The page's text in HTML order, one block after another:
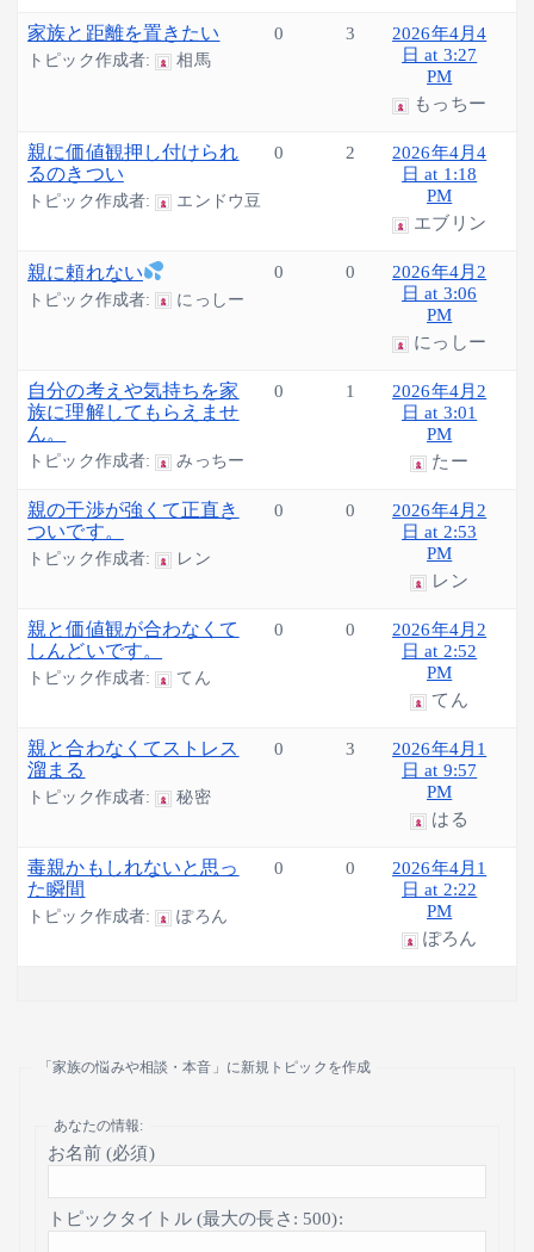
家族と距離を置きたい
トピック作成者: 相馬
0 3
2026年4月4
日 at 3:27
PM
もっちー
親に価値観押し付けられ
るのきつい
トピック作成者: エンドウ豆
0 2
2026年4月4
日 at 1:18
PM
エブリン
親に頼れない
トピック作成者: にっしー
0 0
2026年4月2
日 at 3:06
PM
にっしー
自分の考えや気持ちを家
族に理解してもらえませ
ん。
トピック作成者: みっちー
0 1
2026年4月2
日 at 3:01
PM
たー
親の干渉が強くて正直き
ついです。
トピック作成者: レン
0 0
2026年4月2
日 at 2:53
PM
レン
親と価値観が合わなくて
しんどいです。
トピック作成者: てん
0 0
2026年4月2
日 at 2:52
PM
てん
親と合わなくてストレス
溜まる
トピック作成者: 秘密
0 3
2026年4月1
日 at 9:57
PM
はる
毒親かもしれないと思っ
た瞬間
トピック作成者: ぽろん
0 0
2026年4月1
日 at 2:22
PM
ぽろん
「家族の悩みや相談・本音」に新規トピックを作成
あなたの情報:
お名前 (必須)
トピックタイトル (最大の長さ: 500):